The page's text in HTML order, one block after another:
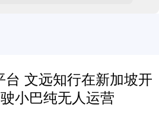
台 文远知行在新加坡开
小巴纯无人运营